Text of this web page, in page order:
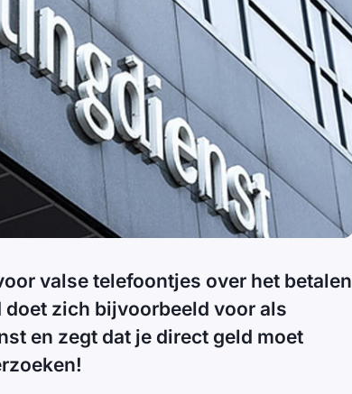
valse telefoontjes over het betalen
zich bijvoorbeeld voor als
en zegt dat je direct geld moet